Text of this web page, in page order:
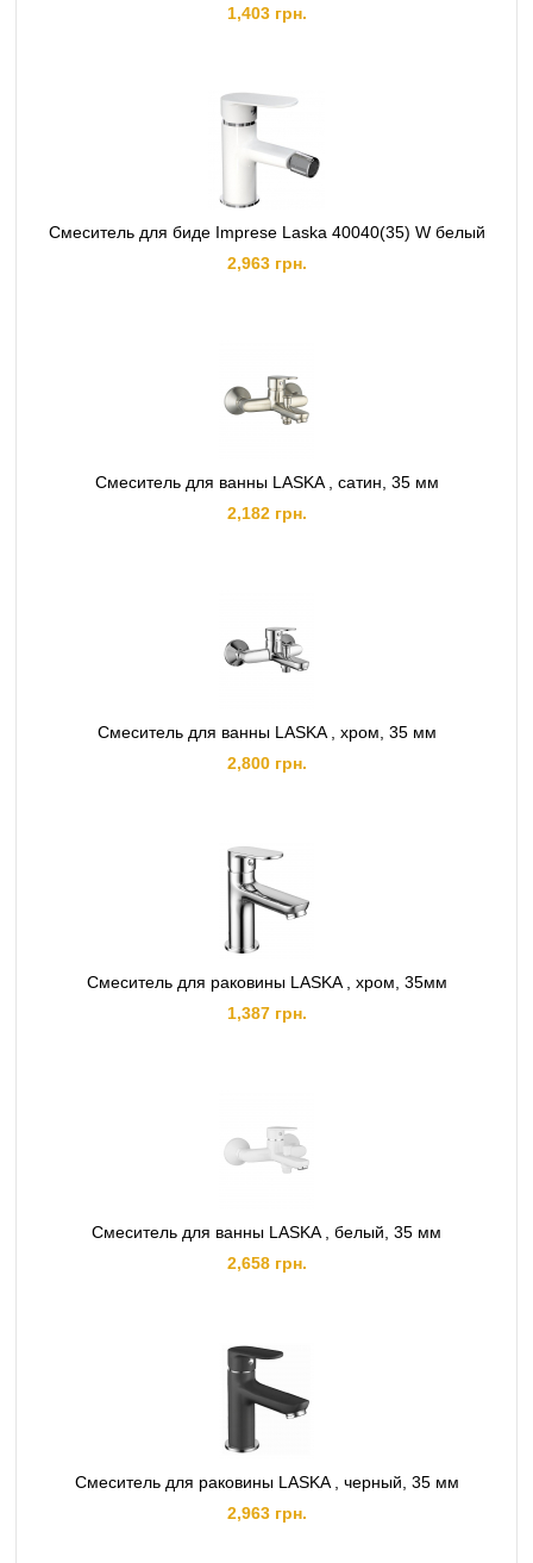
1,403 грн.
Смеситель для биде Imprese Laska 40040(35) W белый
2,963 грн.
Смеситель для ванны LASKA , сатин, 35 мм
2,182 грн.
Смеситель для ванны LASKA , хром, 35 мм
2,800 грн.
Смеситель для раковины LASKA , хром, 35мм
1,387 грн.
Смеситель для ванны LASKA , белый, 35 мм
2,658 грн.
Смеситель для раковины LASKA , черный, 35 мм
2,963 грн.